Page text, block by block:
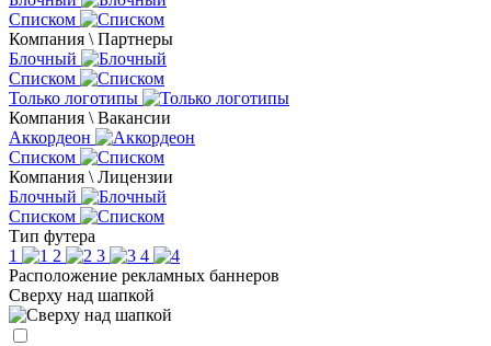
Списком
Компания \ Партнеры
Блочный
Списком
Только логотипы
Компания \ Вакансии
Аккордеон
Списком
Компания \ Лицензии
Блочный
Списком
Тип футера
1
2 3
4
Расположение рекламных баннеров
Сверху над шапкой